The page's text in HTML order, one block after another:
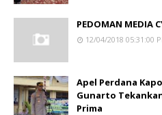
PEDOMAN MEDIA
12/04/2018 05:31:00
Apel Perdana
Gunarto
Prima